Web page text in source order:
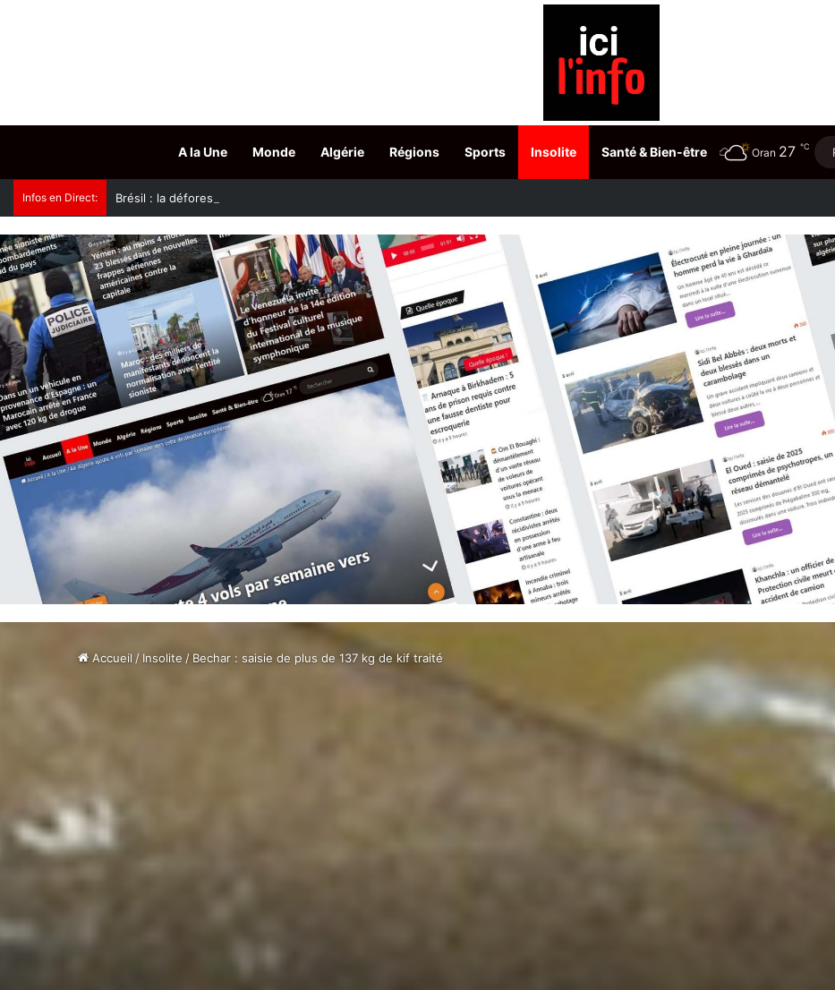
A la Une Monde Algérie Régions Sports Insolite Santé & Bien-être Oran 27 ℃
Infos en Direct: Brésil : la déforestation au plus bas sur un an en Amazonie
Accueil / Insolite / Bechar : saisie de plus de 137 kg de kif traité